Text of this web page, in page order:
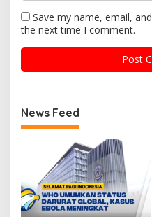
Save my name, email,
the next time I comment.
News Feed